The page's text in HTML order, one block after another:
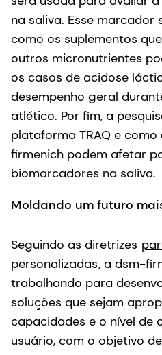
na saliva. Esse
como os suplementos
outros micronutrientes
os casos de acidose
desempenho geral
atlético. Por fim, a
plataforma TRAQ e
firmenich podem afetar
biomarcadores na saliva.
Moldando um futuro
Seguindo as diretrizes
personalizadas, a dsm-
trabalhando para
soluções que sejam
capacidades e o nível de
usuário, com o objetivo